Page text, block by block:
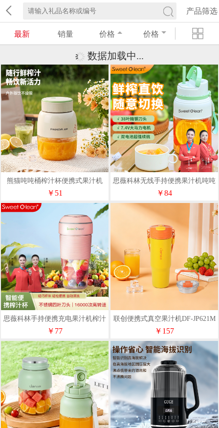
产品筛选
最新 销量 价格 价格
熊猫吨吨桶榨汁杯便携式果汁机
TRGZJ3106
￥51
思薇科林无线手持便携果汁机吨吨
杯榨汁机水果榨汁桶
￥84
思薇科林手持便携充电果汁机榨汁
杯果汁杯MK-02
￥77 ￥157